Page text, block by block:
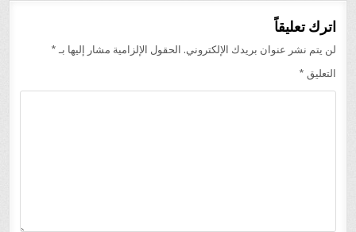
اترك تعليقاً
لن يتم نشر عنوان بريدك الإلكتروني. الحقول الإلزامية مشار إليها بـ *
التعليق *